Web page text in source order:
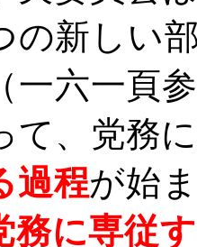
の新しい
一六一頁
て、党務
過程が始
務に専従